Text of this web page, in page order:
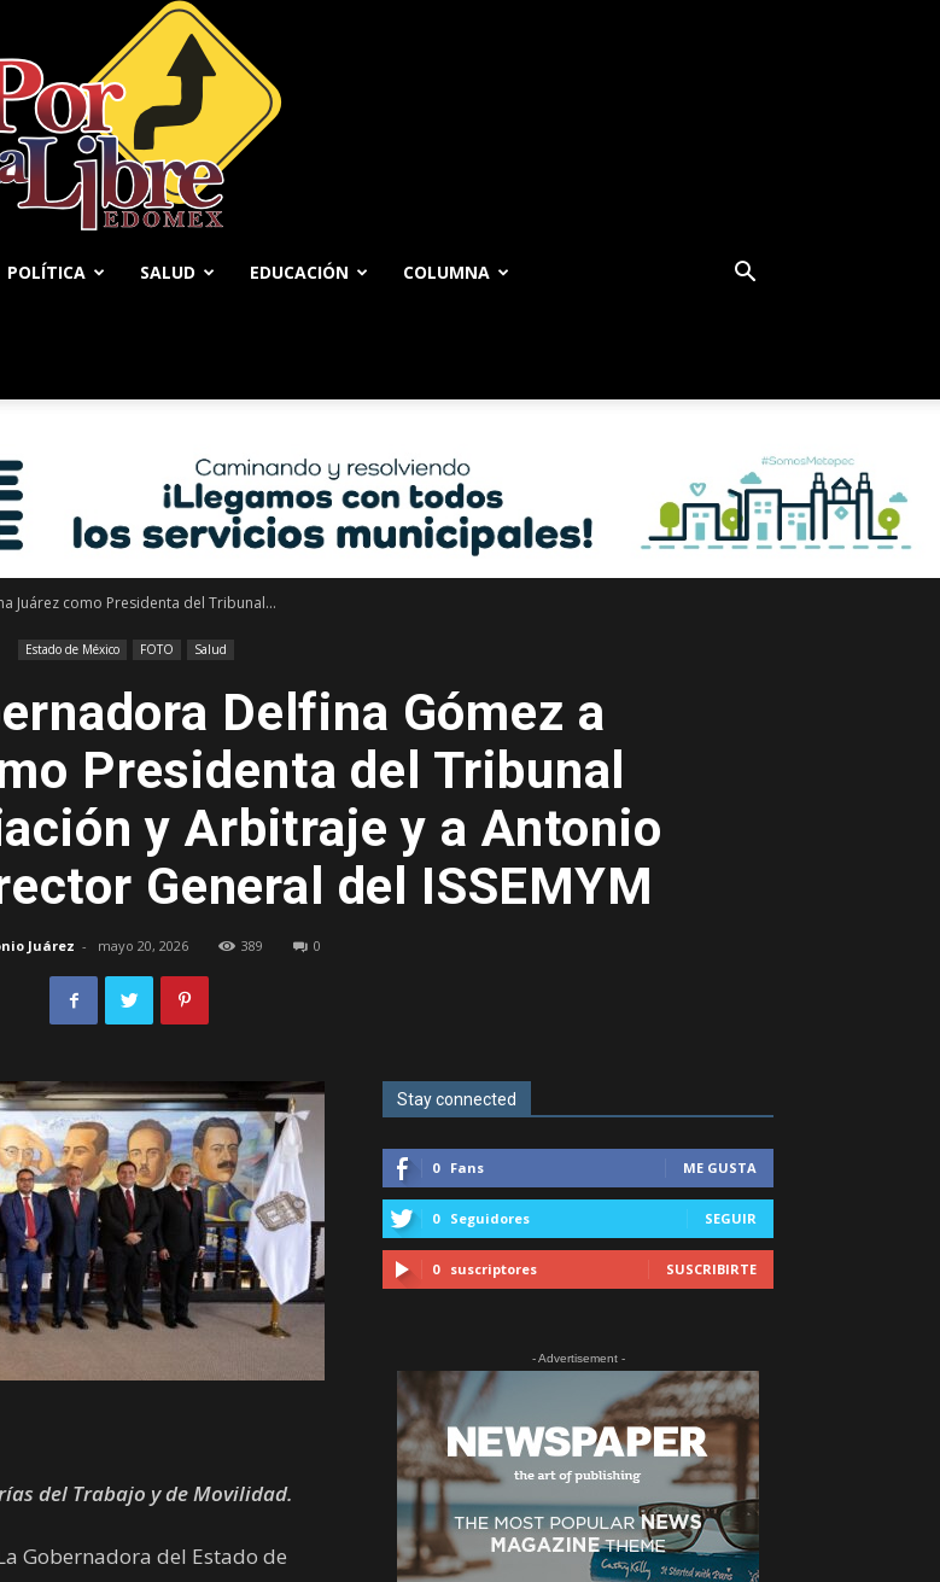
POLÍTICA SALUD EDUCACIÓN COLUMNA
Juárez como Presidenta del Tribunal...
Estado de México FOTO Salud
Delfina Gómez a
Presidenta del Tribunal
y Arbitraje y a Antonio
General del ISSEMYM
Juárez - mayo 20, 2026 389 0
del Trabajo y de Movilidad.
Gobernadora del Estado de
Stay connected
0 Fans ME GUSTA
0 Seguidores SEGUIR
0 suscriptores SUSCRIBIRTE
- Advertisement -